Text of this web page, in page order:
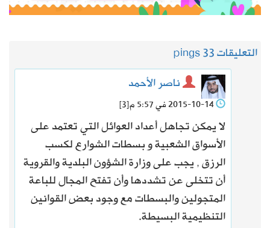
التعليقات 3 3 pings
ناصر الأحمد
[3]
لا يمكن تجاهل أعداد العوائل التي تعتمد على
الأسواق الشعبية و بسطات الشوارع لكسب
الرزق , يجب على وزارة الشؤون البلدية والقروية
أن تتخلى عن تشددها وأن تفتح المجال للباعة
المتجولين والبسطات مع وجود بعض القوانين
التنظيمية البسيطة.